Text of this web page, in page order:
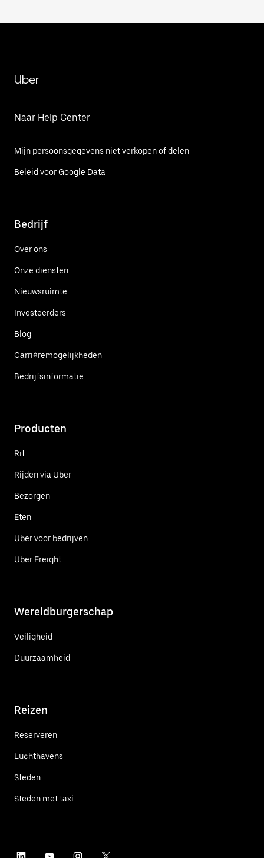
Uber
Naar Help Center
Mijn persoonsgegevens niet verkopen of delen
Beleid voor Google Data
Bedrijf
Over ons
Onze diensten
Nieuwsruimte
Investeerders
Blog
Carrièremogelijkheden
Bedrijfsinformatie
Producten
Rit
Rijden via Uber
Bezorgen
Eten
Uber voor bedrijven
Uber Freight
Wereldburgerschap
Veiligheid
Duurzaamheid
Reizen
Reserveren
Luchthavens
Steden
Steden met taxi